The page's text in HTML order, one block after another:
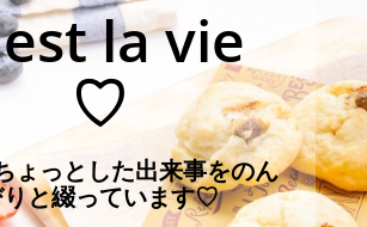
la vie
♡
ょっとした出来事をのん
と綴っています♡